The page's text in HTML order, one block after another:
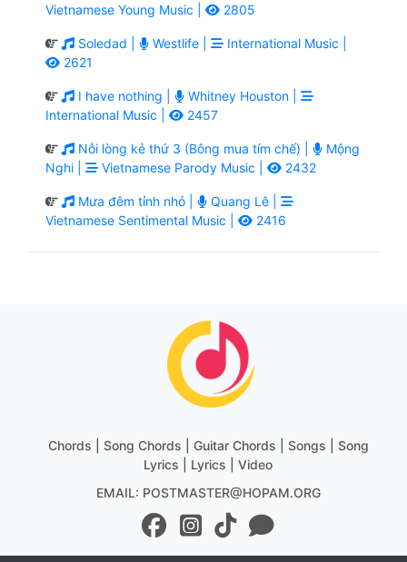
Vietnamese Young Music |
2805
Soledad | Westlife |
International Music |
2621
I have nothing |
Whitney Houston |
International Music |
2457
Nỗi lòng kẻ thứ 3 (Bông mua tím chế) |
Mộng
Nghi |
Vietnamese Parody Music | 2432
Mưa đêm tỉnh nhỏ |
Quang Lê |
Vietnamese Sentimental Music |
2416
Chords | Song Chords | Guitar Chords | Songs | Song
Lyrics | Lyrics | Video
EMAIL: POSTMASTER@HOPAM.ORG